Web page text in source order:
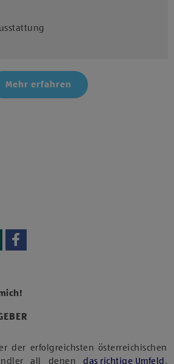
Mehr erfahren
der erfolgreichsten österreichischen
all denen das richtige Umfeld ,